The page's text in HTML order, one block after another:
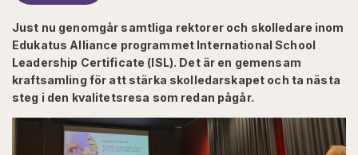
Just nu genomgår samtliga rektorer och skolledare inom
Edukatus Alliance programmet International School
Leadership Certificate (ISL). Det är en gemensam
kraftsamling för att stärka skolledarskapet och ta nästa
steg i den kvalitetsresa som redan pågår.